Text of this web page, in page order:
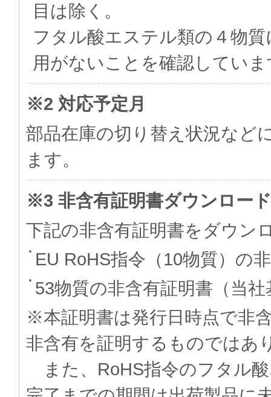
目は除く。
フタル酸エステル類の４物
用がないことを確認してい
※2 対応予定月
部品在庫の切り替え状況など
ます。
※3 非含有証明書ダウンロード
下記の非含有証明書をダウン
EU RoHS指令（10物質）の
53物質の非含有証明書（当社
※本証明書は発行日時点で非
非含有を証明するものでは
また、RoHS指令のフタル